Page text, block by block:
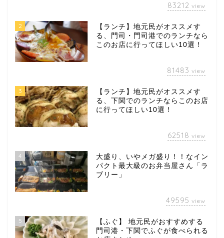
83212 view
2
【ランチ】地元民がオススメす
る、門司・門司港でのランチなら
このお店に行ってほしい10選！
81483 view
3
【ランチ】地元民がオススメす
る、下関でのランチならこのお店
に行ってほしい10選！
62518 view
4
大盛り、いやメガ盛り！！なイン
パクト最大級のお弁当屋さん「ラ
ブリー」
49595 view
5
【ふぐ】 地元民がおすすめする
門司港・下関でふぐが食べられる